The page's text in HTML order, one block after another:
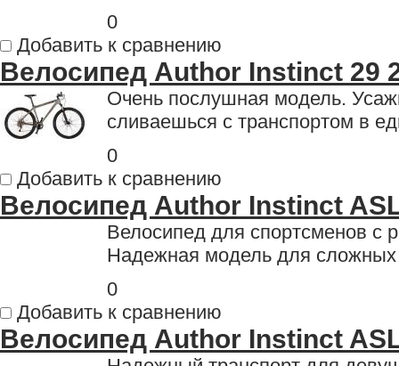
0
Добавить к сравнению
Велосипед Author Instinct 29
Очень послушная модель.
сливаешься с транспортом в
0
Добавить к сравнению
Велосипед Author Instinct
Велосипед для спортсменов с
Надежная модель для сложных
0
Добавить к сравнению
Велосипед Author Instinct